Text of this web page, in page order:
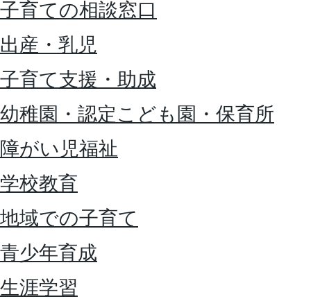
子育ての相談窓口
出産・乳児
子育て支援・助成
幼稚園・認定こども園・保育所
障がい児福祉
学校教育
地域での子育て
青少年育成
生涯学習